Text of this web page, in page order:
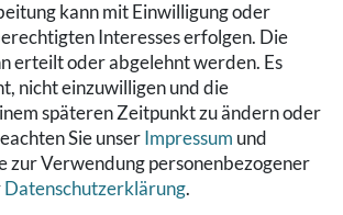
kann mit Einwilligung oder
Interesses erfolgen. Die
erteilt oder abgelehnt werden. Es
nicht einzuwilligen und die
späteren Zeitpunkt zu ändern oder
Sie unserImpressum und
zur Verwendung personenbezogener
Daten­schutz­erklärung.